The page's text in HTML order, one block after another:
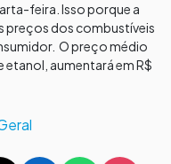
feira. Isso porque a
preços dos combustíveis
O preço médio
etanol, aumentará em R$